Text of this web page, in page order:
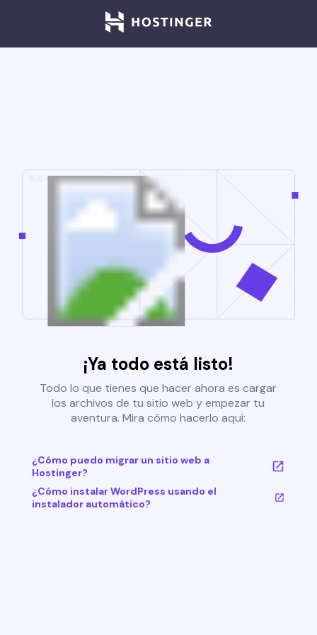
¡Ya todo está listo!
Todo lo que tienes que hacer ahora es cargar
los archivos de tu sitio web y empezar tu
aventura. Mira cómo hacerlo aquí:
¿Cómo puedo migrar un sitio web a
Hostinger?
¿Cómo instalar WordPress usando el
instalador automático?